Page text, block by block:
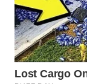
TANGERANG
WN
BINJAI